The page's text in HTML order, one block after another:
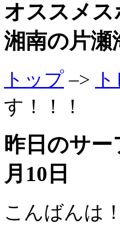
オススメ
湘南の片瀬
トップ –>
す！！！
昨日のサー
月10日
こんばんは！